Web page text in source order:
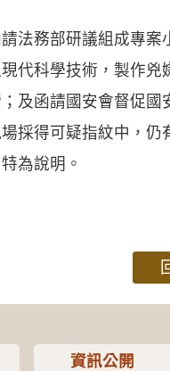
法務部研議組成專案
代科學技術，製作兇
及函請國安會督促國
採得可疑指紋中，仍
為說明。
資訊公開